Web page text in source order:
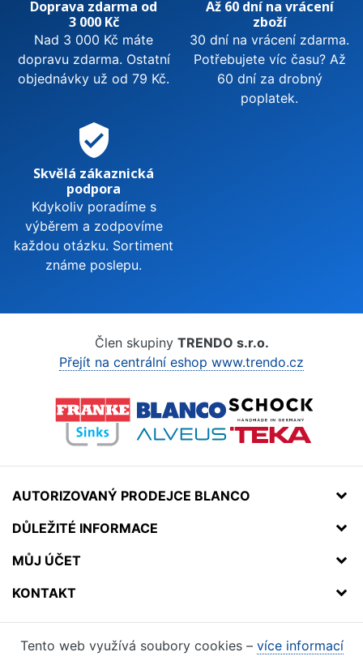
Doprava zdarma od
3 000 Kč
Nad 3 000 Kč máte
dopravu zdarma. Ostatní
objednávky už od 79 Kč.
Až 60 dní na vrácení
zboží
30 dní na vrácení zdarma.
Potřebujete víc času? Až
60 dní za drobný
poplatek.
verified_user
Skvělá zákaznická
podpora
Kdykoliv poradíme s
výběrem a zodpovíme
každou otázku. Sortiment
známe poslepu.
Člen skupiny TRENDO s.r.o.
Přejít na centrální eshop www.trendo.cz
AUTORIZOVANÝ PRODEJCE BLANCO
DŮLEŽITÉ INFORMACE
MŮJ ÚČET
KONTAKT
Tento web využívá soubory cookies – více informací